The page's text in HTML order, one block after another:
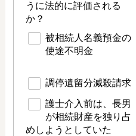
うに法的に評価される
か？
被相続人名義預金の
使途不明金
調停遺留分減殺請求
護士介入前は、長男
が相続財産を独り占
めしようとしていた